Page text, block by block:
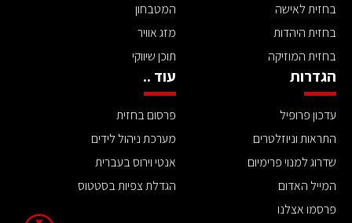
בחזית לאישה
בחזית היהדות
בחזית המוזיקה
המטבחון
מזג אוויר
תוכן שיווקי
הגדרות
עדכון פרופיל
התראות וניוזלטרים
שדרוג למנוי פרימיום
המייל האדום
פרסמו אצלנו
עוד ..
פרסום בחזית
מערכת ניהול לידים
אנטי וירוס בעברית
הגדלת צפיות בסטטוס